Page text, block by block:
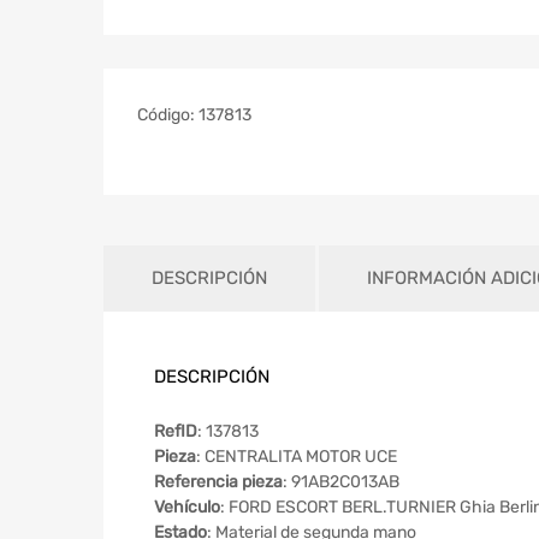
Código: 137813
DESCRIPCIÓN INFORMACIÓN
DESCRIPCIÓN
RefID: 137813
Pieza: CENTRALITA MOTOR UCE
Referencia pieza: 91AB2C013AB
Vehículo: FORD ESCORT BERL.TURNIER Ghia
Estado: Material de segunda mano